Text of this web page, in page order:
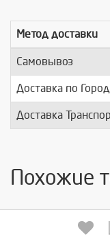
Метод доставки
Самовывоз
Доставка по
Доставка
Похожие